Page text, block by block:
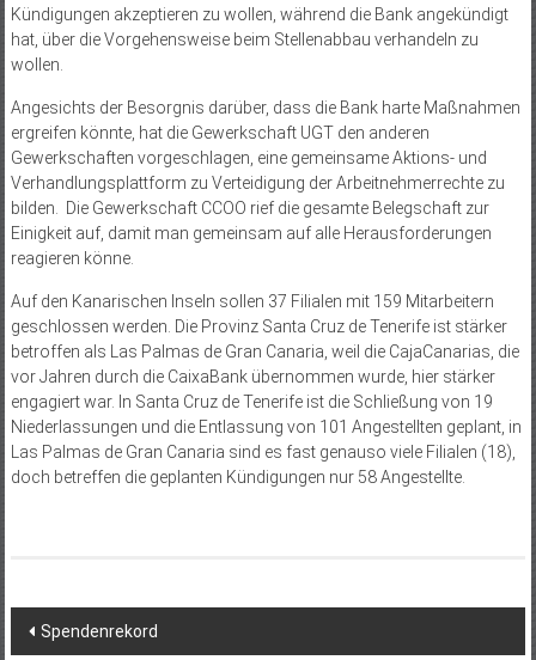
Kündigungen akzeptieren zu wollen, während die Bank angekündigt
hat, über die Vorgehensweise beim Stellenabbau verhandeln zu
wollen.
Angesichts der Besorgnis darüber, dass die Bank harte Maßnahmen
ergreifen könnte, hat die Gewerkschaft UGT den anderen
Gewerkschaften vorgeschlagen, eine gemeinsame Aktions- und
Verhandlungsplattform zu Verteidigung der Arbeitnehmerrechte zu
bilden. Die Gewerkschaft CCOO rief die gesamte Belegschaft zur
Einigkeit auf, damit man gemeinsam auf alle Herausforderungen
reagieren könne.
Auf den Kanarischen Inseln sollen 37 Filialen mit 159 Mitarbeitern
geschlossen werden. Die Provinz Santa Cruz de Tenerife ist stärker
betroffen als Las Palmas de Gran Canaria, weil die CajaCanarias, die
vor Jahren durch die CaixaBank übernommen wurde, hier stärker
engagiert war. In Santa Cruz de Tenerife ist die Schließung von 19
Niederlassungen und die Entlassung von 101 Angestellten geplant, in
Las Palmas de Gran Canaria sind es fast genauso viele Filialen (18),
doch betreffen die geplanten Kündigungen nur 58 Angestellte.
Beitragsnavigation
Spendenrekord